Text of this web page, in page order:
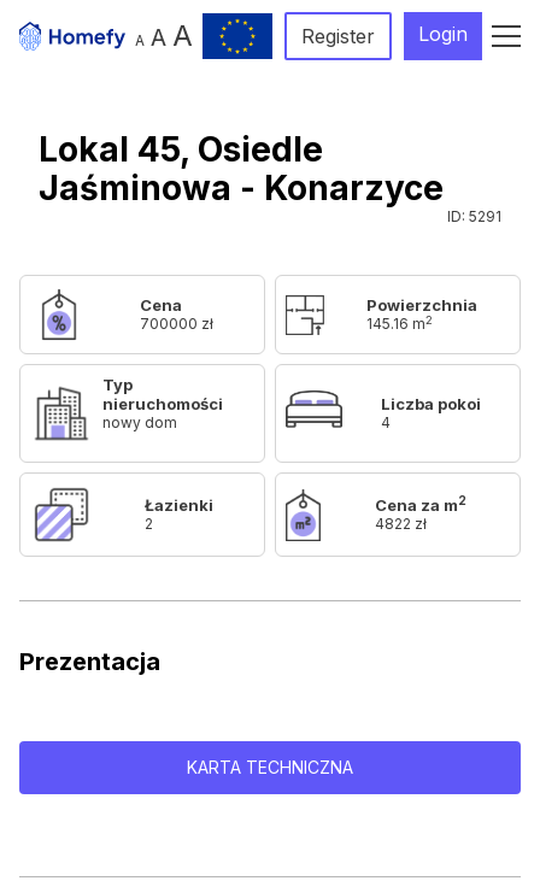
A A A Register Login
Lokal 45, Osiedle
Jaśminowa - Konarzyce
ID: 5291
Cena
700000 zł
Powierzchnia
145.16 m2
Typ
nieruchomości
nowy dom
Liczba pokoi
4
Łazienki
2
Cena za m2
4822 zł
Prezentacja
KARTA TECHNICZNA